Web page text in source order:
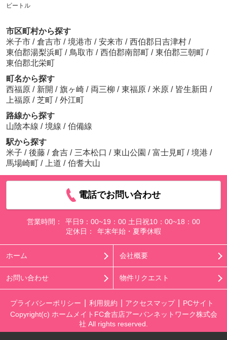
ビートル
市区町村から探す
米子市 / 倉吉市 / 境港市 / 安来市 / 西伯郡日吉津村 /
東伯郡湯梨浜町 / 鳥取市 / 西伯郡南部町 / 東伯郡三朝町 /
東伯郡北栄町
町名から探す
西福原 / 新開 / 旗ヶ崎 / 両三柳 / 東福原 / 米原 / 皆生新田 /
上福原 / 芝町 / 外江町
路線から探す
山陰本線 / 境線 / 伯備線
駅から探す
米子 / 後藤 / 倉吉 / 三本松口 / 東山公園 / 富士見町 / 境港 /
馬場崎町 / 上道 / 伯耆大山
電話でお問い合わせ
営業時間：
平日9：00~19：00 土日祝10：00~18：00
定休日：
年末年始・夏季休暇
ホーム 会社概要
お問い合わせ 物件リクエスト
プライバシーポリシー 利用規約 アクセスマップ
PCサイト
Copyright(c) ホームメイトFC倉吉店アーバンネットワーク株式会
社 All rights reserved.